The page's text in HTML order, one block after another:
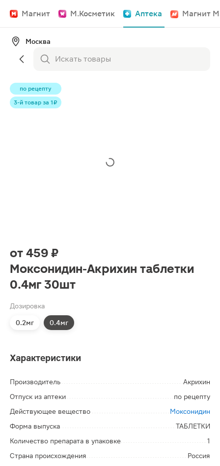
Магнит М.Косметик Аптека Магнит
Москва
по рецепту
3-й товар за 1 ₽
от 459 ₽
Моксонидин-Акрихин таблетки
0.4мг 30шт
Дозировка
0.2мг 0.4мг
Характеристики
Производитель
Акрихин
Отпуск из аптеки
по рецепту
Действующее вещество
Моксонидин
Форма выпуска
ТАБЛЕТКИ
Количество препарата в упаковке
1
Страна происхождения
Россия